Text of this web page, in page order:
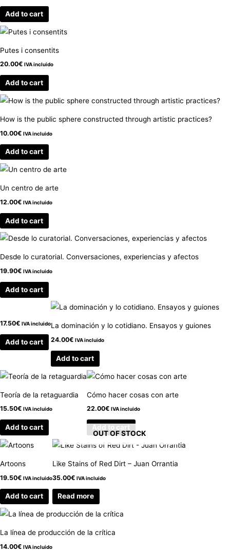
Add to cart
Putes i consentits
20.00€ IVA incluido
Add to cart
How is the public sphere constructed through artistic practices?
10.00€ IVA incluido
Add to cart
Un centro de arte
12.00€ IVA incluido
Add to cart
Desde lo curatorial. Conversaciones, experiencias y afectos
19.90€ IVA incluido
Add to cart
17.50€ IVA incluido
Add to cart
La dominación y lo cotidiano. Ensayos y guiones
24.00€ IVA incluido
Add to cart
Teoría de la retaguardia
15.50€ IVA incluido
Add to cart
Cómo hacer cosas con arte
22.00€ IVA incluido
Add to cart
Artoons
19.50€ IVA incluido
Add to cart
OUT OF STOCK
Like Stains of Red Dirt – Juan Orrantia
35.00€ IVA incluido
Read more
La línea de producción de la crítica
14.00€ IVA incluido